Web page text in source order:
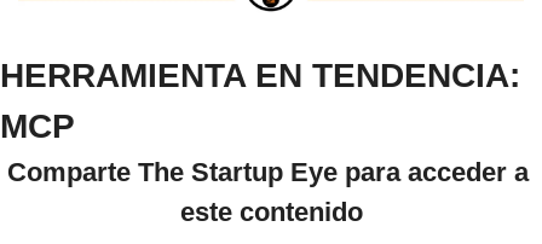
HERRAMIENTA EN TENDENCIA:
MCP
Comparte The Startup Eye para acceder a
este contenido